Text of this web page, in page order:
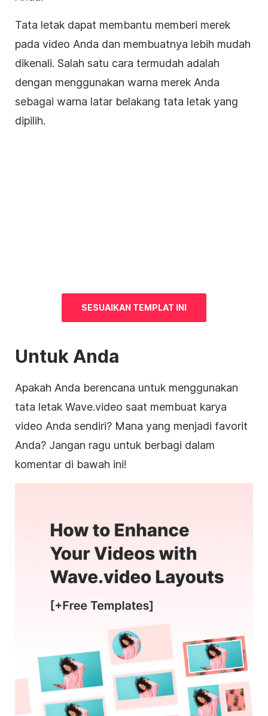
Tata letak dapat membantu memberi merek
pada video Anda dan membuatnya lebih mudah
dikenali. Salah satu cara termudah adalah
dengan menggunakan warna merek Anda
sebagai warna latar belakang tata letak yang
dipilih.
SESUAIKAN TEMPLAT INI
Untuk Anda
Apakah Anda berencana untuk menggunakan
tata letak Wave.video saat membuat karya
video Anda sendiri? Mana yang menjadi favorit
Anda? Jangan ragu untuk berbagi dalam
komentar di bawah ini!